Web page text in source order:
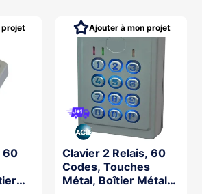
projet
Clavier 2 Relais, 60
Codes, Touches
Métal, Boîtier Métal
Ajouter à mon projet